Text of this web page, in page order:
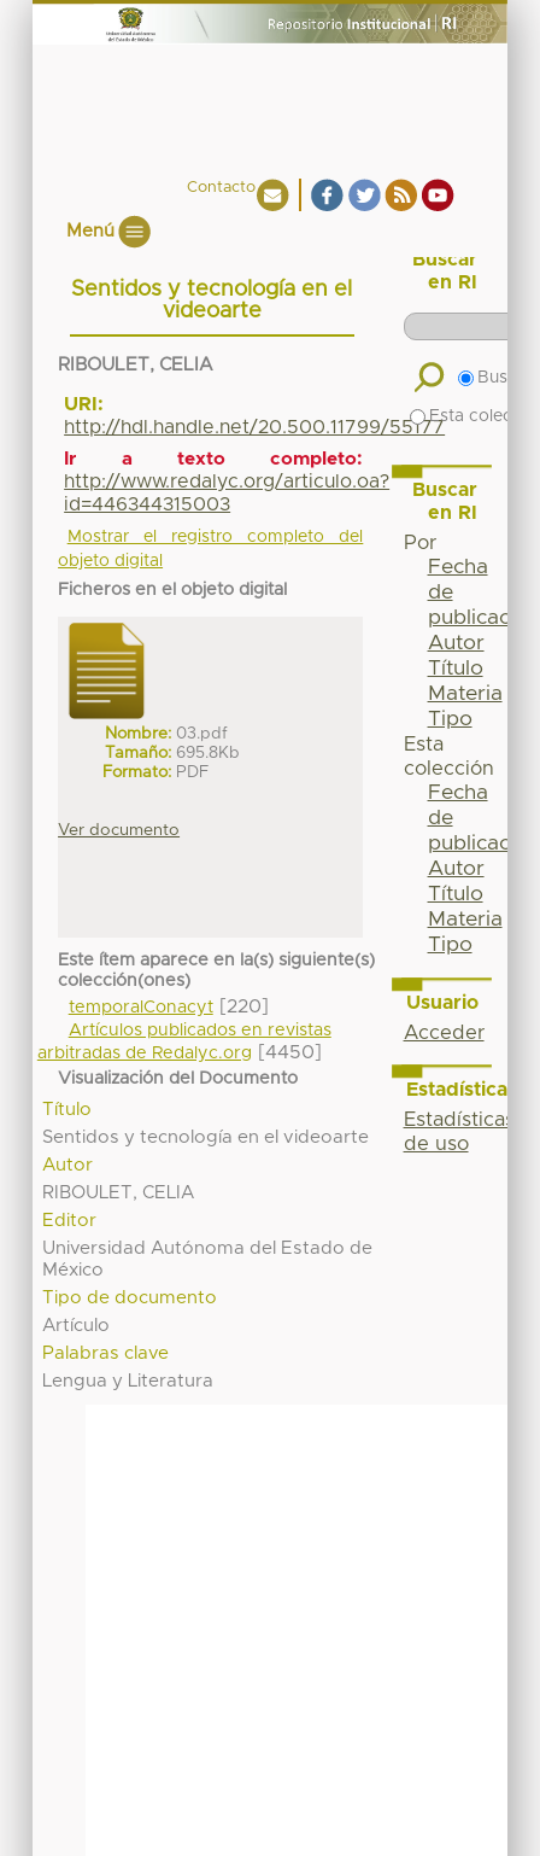
Contacto
Menú
Sentidos y tecnología en el
videoarte
RIBOULET, CELIA
URI:
http://hdl.handle.net/20.500.11799/55177
Ir a texto completo:
http://www.redalyc.org/articulo.oa?
id=446344315003
Mostrar el registro completo del
objeto digital
Ficheros en el objeto digital
Nombre: 03.pdf
Tamaño: 695.8Kb
Formato: PDF
Ver documento
Este ítem aparece en la(s) siguiente(s)
colección(ones)
temporalConacyt[220]
Artículos publicados en revistas
arbitradas de Redalyc.org
[4450]
Visualización del Documento
Título
Sentidos y tecnología en el videoarte
Autor
RIBOULET, CELIA
Editor
Universidad Autónoma del Estado de
México
Tipo de documento
Artículo
Palabras clave
Lengua y Literatura
Buscar
en RI
Buscar
Esta
Buscar
en RI
Por
Fecha
de
publicación
Autor
Título
Materia
Tipo
Esta
colección
Fecha
de
publicación
Autor
Título
Materia
Tipo
Usuario
Acceder
Estadísticas
Estadísticas
de uso